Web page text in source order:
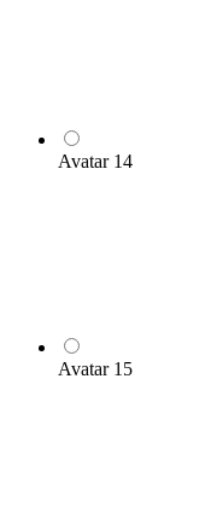
Avatar 14
Avatar 15